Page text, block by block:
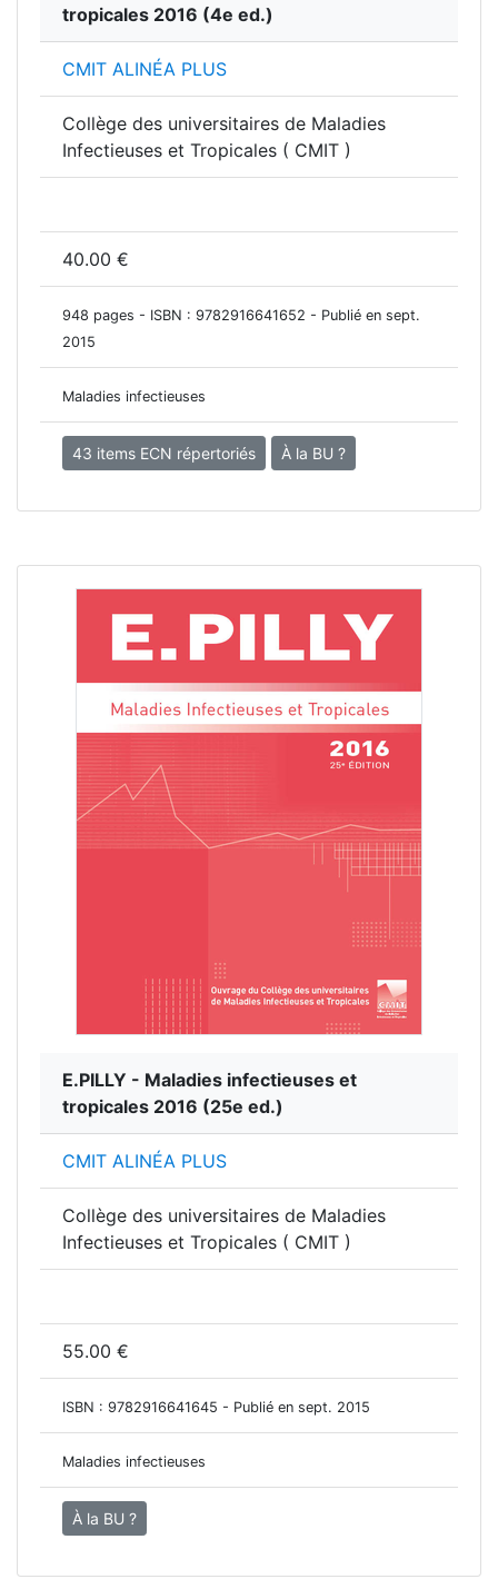
tropicales 2016 (4e ed.)
CMIT ALINÉA PLUS
Collège des universitaires de Maladies
Infectieuses et Tropicales ( CMIT )
40.00 €
948 pages - ISBN : 9782916641652 - Publié en sept.
2015
Maladies infectieuses
43 items ECN répertoriés À la BU ?
E.PILLY - Maladies infectieuses et
tropicales 2016 (25e ed.)
CMIT ALINÉA PLUS
Collège des universitaires de Maladies
Infectieuses et Tropicales ( CMIT )
55.00 €
ISBN : 9782916641645 - Publié en sept. 2015
Maladies infectieuses
À la BU ?